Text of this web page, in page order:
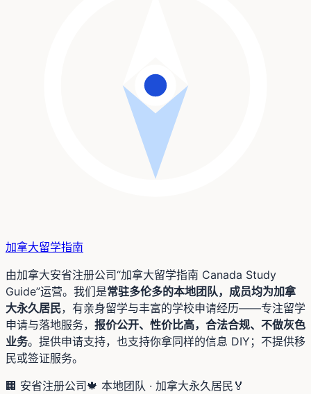
加拿大留学指南
由加拿大安省注册公司“加拿大留学指南 Canada Study
Guide”运营。我们是常驻多伦多的本地团队，成员均为加拿
大永久居民，有亲身留学与丰富的学校申请经历——专注留学
申请与落地服务， 报价公开、性价比高，合法合规、不做灰色
业务。提供申请支持，也支持你拿同样的信息 DIY；不提供移
民或签证服务。
🏢 安省注册公司 🍁 本地团队 · 加拿大永久居民 🏅